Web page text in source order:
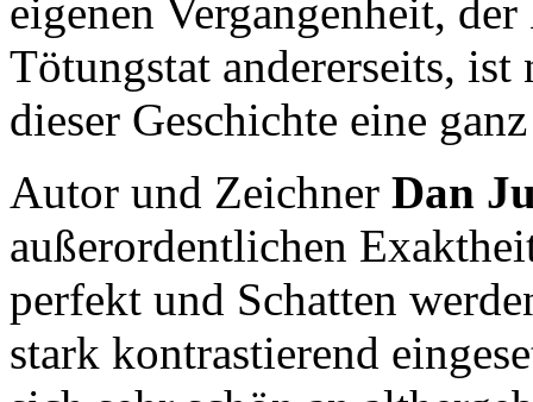
eigenen Vergangenheit,
Tötungstat andererseits,
dieser Geschichte eine
Autor und Zeichner Dan
außerordentlichen
perfekt und Schatten
stark kontrastierend